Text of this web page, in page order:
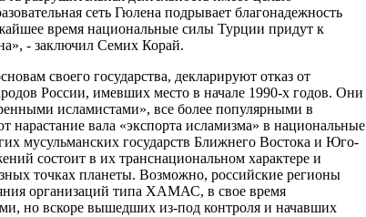
сеть Гюлена подрывает благонадежность
время национальные силы Турции придут к
- заключил Семих Корай.
своего государства, декларируют отказ от
России, имевших место в начале 1990-х годов. Они
исламистами», все более популярными в
вала «экспорта исламизма» в национальные
мусульманских государств Ближнего Востока и Юго-
состоит в их транснациональном характере и
точках планеты. Возможно, российские регионы
организаций типа ХАМАС, в свое время
но вскоре вышедших из-под контроля и начавших